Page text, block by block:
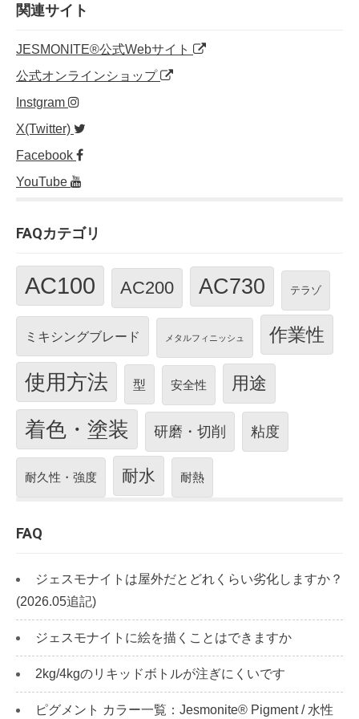
o
o
k
関連サイト
JESMONITE®公式Webサイト
公式オンラインショップ
Instgram
X(Twitter)
Facebook
YouTube
FAQカテゴリ
AC100 AC200 AC730 テラゾ
ミキシングブレード メタルフィニッシュ 作業性
使用方法 型 安全性 用途
着色・塗装 研磨・切削 粘度
耐久性・強度 耐水 耐熱
FAQ
ジェスモナイトは屋外だとどれくらい劣化しますか？
(2026.05追記)
ジェスモナイトに絵を描くことはできますか
2kg/4kgのリキッドボトルが注ぎにくいです
ピグメント カラー一覧：Jesmonite® Pigment / 水性